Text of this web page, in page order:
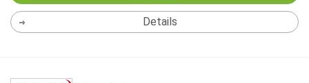
Details